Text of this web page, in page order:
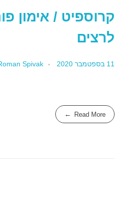
קרוספיט / אימון
לרצים
11 בספטמבר 2020 Spivak
Read More